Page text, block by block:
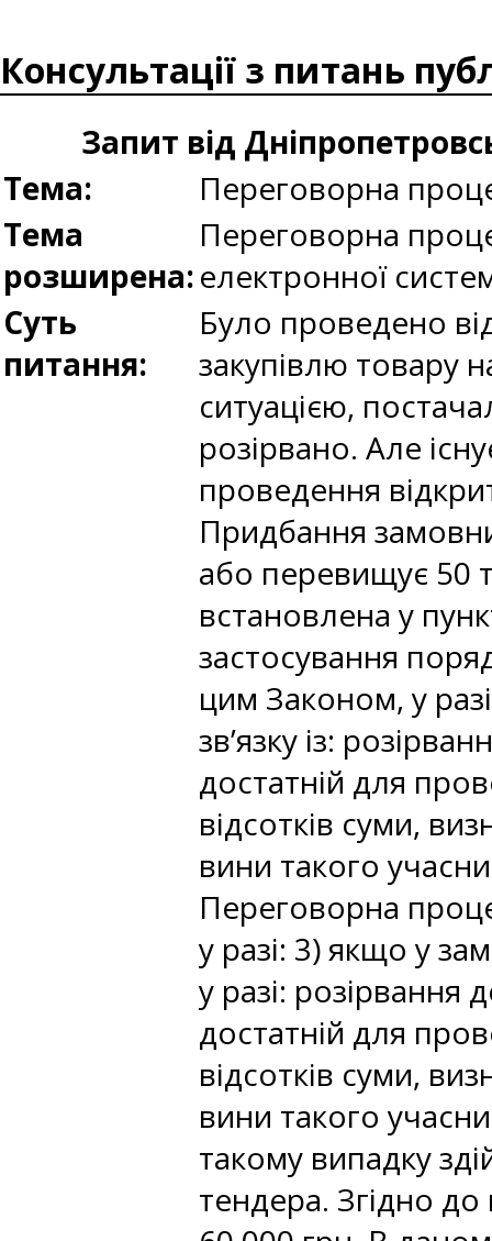
Консультації з питань
Запит від
Тема:
Переговорна
Тема
розширена:
Переговорна
електронної
Суть
питання:
Було проведено
закупівлю товару
ситуацією,
розірвано. Але
проведення
Придбання
або перевищує 50
встановлена у
застосування
цим Законом, у
зв’язку із:
достатній для
відсотків суми,
вини такого
Переговорна
у разі: 3) якщо у
у разі: розірвання
достатній для
відсотків суми,
вини такого
такому випадку
тендера. Згідно